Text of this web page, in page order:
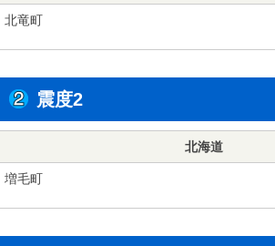
北竜町
震度2
北海道
増毛町